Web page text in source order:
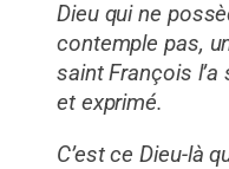
Dieu qui ne
contemple pas,
saint François
et exprimé.
C’est ce Dieu-là